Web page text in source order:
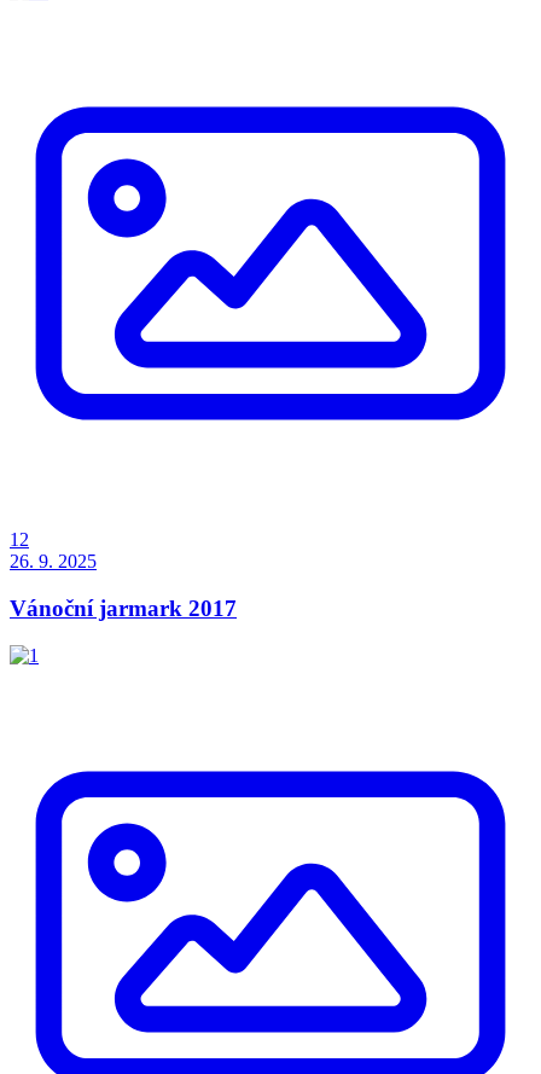
12
26. 9. 2025
Vánoční jarmark 2017